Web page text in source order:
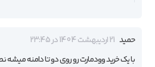
حمید 21 اردیبهشت 1404 در 23:45
با یک خرید وودمارت رو روی دو تا دامنه میشه نصب